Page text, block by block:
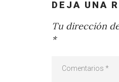
DEJA UNA
Tu dirección
*